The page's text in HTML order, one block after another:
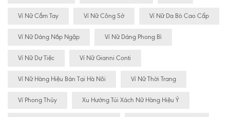
Ví Nữ Cầm Tay Ví Nữ Công Sở Ví Nữ Da Bò Cao Cấp
Ví Nữ Dáng Nắp Ngập Ví Nữ Dáng Phong Bì
Ví Nữ Dự Tiệc Ví Nữ Gianni Conti
Ví Nữ Hàng Hiệu Bán Tại Hà Nôi Ví Nữ Thời Trang
Ví Phong Thủy Xu Hướng Túi Xách Nữ Hàng Hiệu Ý